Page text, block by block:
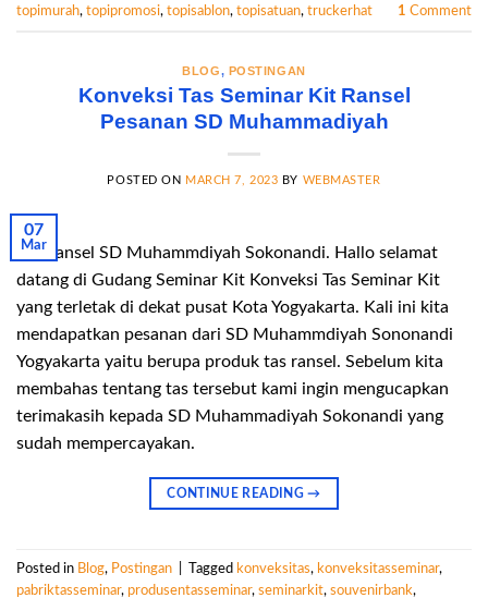
topimurah, topipromosi, topisablon, topisatuan, truckerhat 1 Comment
BLOG, POSTINGAN
Konveksi Tas Seminar Kit Ransel
Pesanan SD Muhammadiyah
POSTED ON MARCH 7, 2023 BY WEBMASTER
07
Mar
Tas Ransel SD Muhammdiyah Sokonandi. Hallo selamat
datang di Gudang Seminar Kit Konveksi Tas Seminar Kit
yang terletak di dekat pusat Kota Yogyakarta. Kali ini kita
mendapatkan pesanan dari SD Muhammdiyah Sononandi
Yogyakarta yaitu berupa produk tas ransel. Sebelum kita
membahas tentang tas tersebut kami ingin mengucapkan
terimakasih kepada SD Muhammadiyah Sokonandi yang
sudah mempercayakan.
CONTINUE READING→
Posted in Blog, Postingan Tagged konveksitas, konveksitasseminar,
pabriktasseminar, produsentasseminar, seminarkit, souvenirbank,